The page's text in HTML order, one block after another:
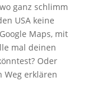
ganz schlimm
USA keine
Maps, mit
mal deinen
Oder
Weg erklären